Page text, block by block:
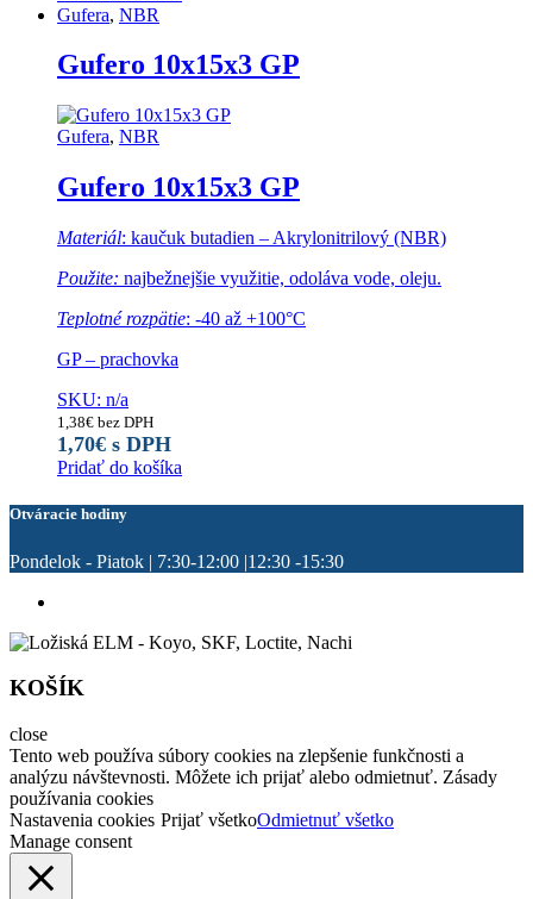
Gufera, NBR
Gufero 10x15x3 GP
Gufera, NBR
Gufero 10x15x3 GP
Materiál: kaučuk butadien – Akrylonitrilový (NBR)
Použite: najbežnejšie využitie, odoláva vode, oleju.
Teplotné rozpätie: -40 až +100°C
GP – prachovka
SKU: n/a
1,38€ bez DPH
1,70€ s DPH
Pridať do košíka
Otváracie hodiny
Pondelok - Piatok | 7:30-12:00 |12:30 -15:30
KOŠÍK
close
Tento web používa súbory cookies na zlepšenie funkčnosti a
analýzu návštevnosti. Môžete ich prijať alebo odmietnuť. Zásady
používania cookies
Nastavenia cookies Prijať všetkoOdmietnuť všetko
Manage consent